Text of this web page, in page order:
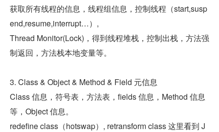
获取所有线程的信息，线程组信息，控制线程（start,susp
end,resume,interrupt…）,
Thread Monitor(Lock)，得到线程堆栈，控制出栈，方法强
制返回，方法栈本地变量等。
3. Class & Object & Method & Field 元信息
Class 信息，符号表，方法表，fields 信息，Method 信息
等，Object 信息。
redefine class（hotswap）, retransform class 这里看到 J